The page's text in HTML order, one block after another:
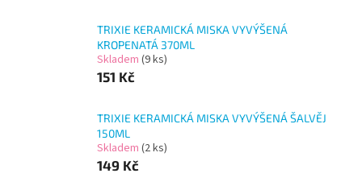
TRIXIE KERAMICKÁ MISKA VYVÝŠENÁ
KROPENATÁ 370ML
Skladem (9 ks)
151 Kč
TRIXIE KERAMICKÁ MISKA VYVÝŠENÁ ŠALVĚJ
150ML
Skladem (2 ks)
149 Kč